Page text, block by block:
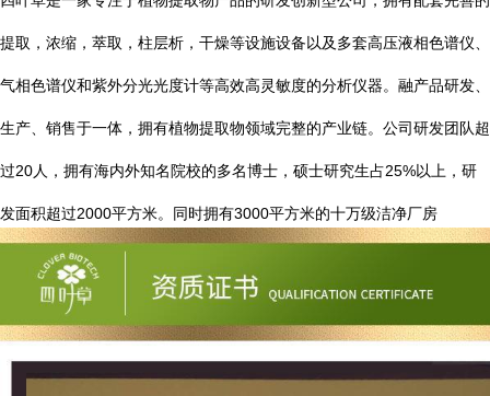
提取，浓缩，萃取，柱层析，干燥等设施设备以及多套高压液相色谱仪、
气相色谱仪和紫外分光光度计等高效高灵敏度的分析仪器。融产品研发、
生产、销售于一体，拥有植物提取物领域完整的产业链。公司研发团队超
过20人，拥有海内外知名院校的多名博士，硕士研究生占25%以上，研
发面积超过2000平方米。同时拥有3000平方米的十万级洁净厂房